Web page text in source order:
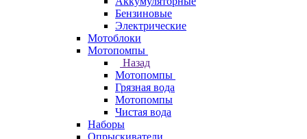
Бензиновые
Электрические
Мотоблоки
Мотопомпы
Назад
Мотопомпы
Грязная вода
Мотопомпы
Чистая вода
Наборы
Опрыскиватели